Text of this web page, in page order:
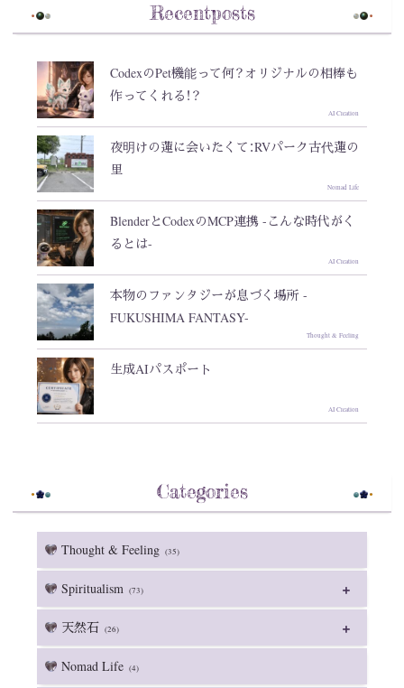
Recentposts
CodexのPet機能って何？オリジナルの相棒も
作ってくれる！？
AI Creation
夜明けの蓮に会いたくて：RVパーク古代蓮の
里
Nomad Life
BlenderとCodexのMCP連携 -こんな時代がく
るとは-
AI Creation
本物のファンタジーが息づく場所 -
FUKUSHIMA FANTASY-
Thought & Feeling
生成AIパスポート
AI Creation
Categories
Thought & Feeling (35)
Spiritualism (73)
天然石 (26)
Nomad Life (4)